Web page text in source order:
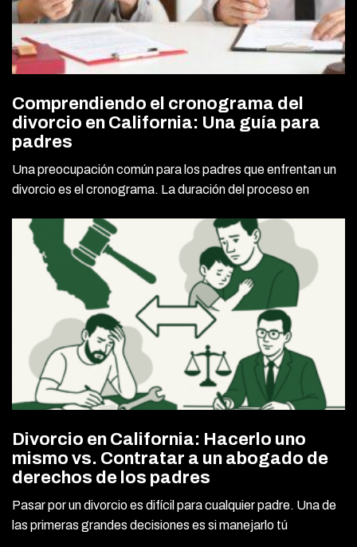
Comprendiendo el cronograma del
divorcio en California: Una guía para
padres
Una preocupación común para los padres que enfrentan un
divorcio es el cronograma. La duración del proceso en
Divorcio en California: Hacerlo uno
mismo vs. Contratar a un abogado de
derechos de los padres
Pasar por un divorcio es difícil para cualquier padre. Una de
las primeras grandes decisiones es si manejarlo tú